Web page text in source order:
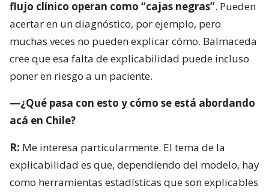
flujo clínico operan como “cajas negras”. Pueden
acertar en un diagnóstico, por ejemplo, pero
muchas veces no pueden explicar cómo. Balmaceda
cree que esa falta de explicabilidad puede incluso
poner en riesgo a un paciente.
—¿Qué pasa con esto y cómo se está abordando
acá en Chile?
R: Me interesa particularmente. El tema de la
explicabilidad es que, dependiendo del modelo, hay
como herramientas estadísticas que son explicables